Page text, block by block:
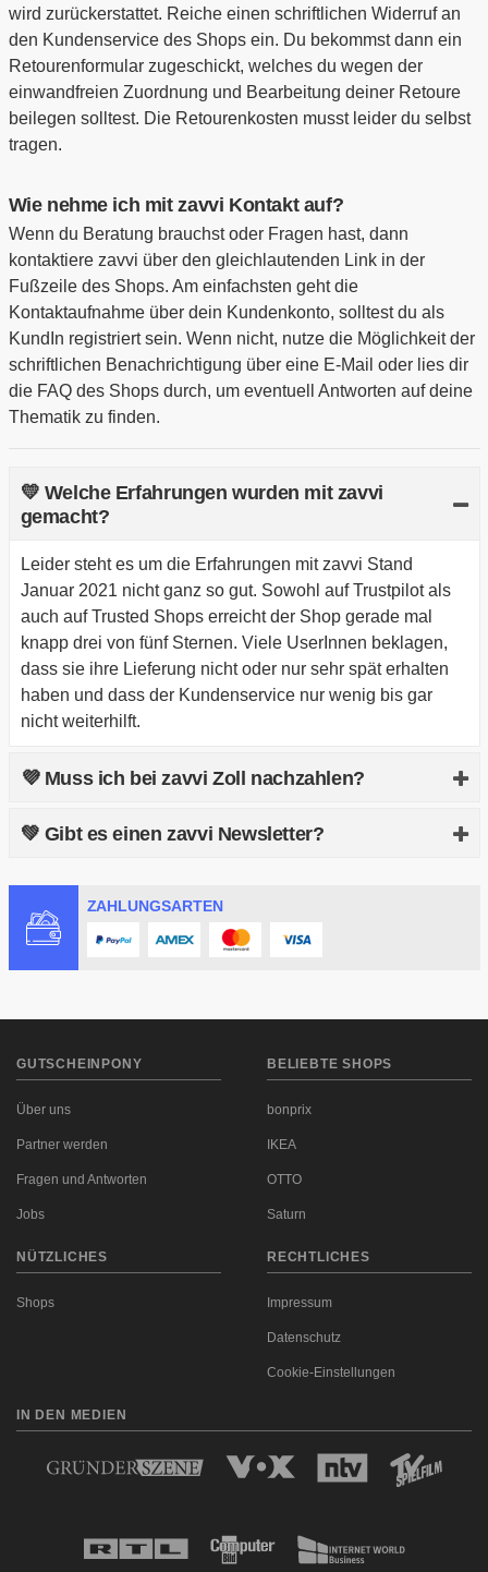
wird zurückerstattet. Reiche einen schriftlichen Widerruf an
den Kundenservice des Shops ein. Du bekommst dann ein
Retourenformular zugeschickt, welches du wegen der
einwandfreien Zuordnung und Bearbeitung deiner Retoure
beilegen solltest. Die Retourenkosten musst leider du selbst
tragen.
Wie nehme ich mit zavvi Kontakt auf?
Wenn du Beratung brauchst oder Fragen hast, dann
kontaktiere zavvi über den gleichlautenden Link in der
Fußzeile des Shops. Am einfachsten geht die
Kontaktaufnahme über dein Kundenkonto, solltest du als
KundIn registriert sein. Wenn nicht, nutze die Möglichkeit der
schriftlichen Benachrichtigung über eine E-Mail oder lies dir
die FAQ des Shops durch, um eventuell Antworten auf deine
Thematik zu finden.
💛 Welche Erfahrungen wurden mit zavvi
gemacht?
Leider steht es um die Erfahrungen mit zavvi Stand
Januar 2021 nicht ganz so gut. Sowohl auf Trustpilot als
auch auf Trusted Shops erreicht der Shop gerade mal
knapp drei von fünf Sternen. Viele UserInnen beklagen,
dass sie ihre Lieferung nicht oder nur sehr spät erhalten
haben und dass der Kundenservice nur wenig bis gar
nicht weiterhilft.
💜 Muss ich bei zavvi Zoll nachzahlen?
Ja, das kommt leider mal vor, da Sendungen aus dem
Zollamt informieren. Dieses wird dir dann speziell für den
Artikel, den du ausgewählt hast, eine Gebühr nennen
können. Den Zoll bezahlst du bei Lieferung dann an den
💚 Gibt es einen zavvi Newsletter?
Ja, du kannst dich für den Newsletter kostenlos
registrieren. Einen passenden Link dazu findest du im
Header des Shops. Du bekommst über den Newsletter
ZAHLUNGSARTEN
GUTSCHEINPONY
Über uns
Partner werden
Fragen und Antworten
Jobs
BELIEBTE SHOPS
bonprix
IKEA
OTTO
Saturn
NÜTZLICHES
Shops
RECHTLICHES
Impressum
Datenschutz
Cookie-Einstellungen
IN DEN MEDIEN